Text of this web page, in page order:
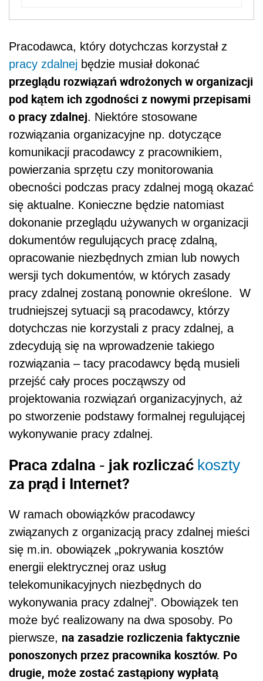
Pracodawca, który dotychczas korzystał z
pracy zdalnej będzie musiał dokonać
przeglądu rozwiązań wdrożonych w organizacji
pod kątem ich zgodności z nowymi przepisami
o pracy zdalnej. Niektóre stosowane
rozwiązania organizacyjne np. dotyczące
komunikacji pracodawcy z pracownikiem,
powierzania sprzętu czy monitorowania
obecności podczas pracy zdalnej mogą okazać
się aktualne. Konieczne będzie natomiast
dokonanie przeglądu używanych w organizacji
dokumentów regulujących pracę zdalną,
opracowanie niezbędnych zmian lub nowych
wersji tych dokumentów, w których zasady
pracy zdalnej zostaną ponownie określone. W
trudniejszej sytuacji są pracodawcy, którzy
dotychczas nie korzystali z pracy zdalnej, a
zdecydują się na wprowadzenie takiego
rozwiązania – tacy pracodawcy będą musieli
przejść cały proces począwszy od
projektowania rozwiązań organizacyjnych, aż
po stworzenie podstawy formalnej regulującej
wykonywanie pracy zdalnej.
Praca zdalna - jak rozliczać koszty
za prąd i Internet?
W ramach obowiązków pracodawcy
związanych z organizacją pracy zdalnej mieści
się m.in. obowiązek „pokrywania kosztów
energii elektrycznej oraz usług
telekomunikacyjnych niezbędnych do
wykonywania pracy zdalnej”. Obowiązek ten
może być realizowany na dwa sposoby. Po
pierwsze, na zasadzie rozliczenia faktycznie
ponoszonych przez pracownika kosztów. Po
drugie, może zostać zastąpiony wypłatą